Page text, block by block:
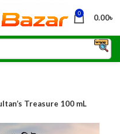
0 0.00৳
Treasure 100 mL